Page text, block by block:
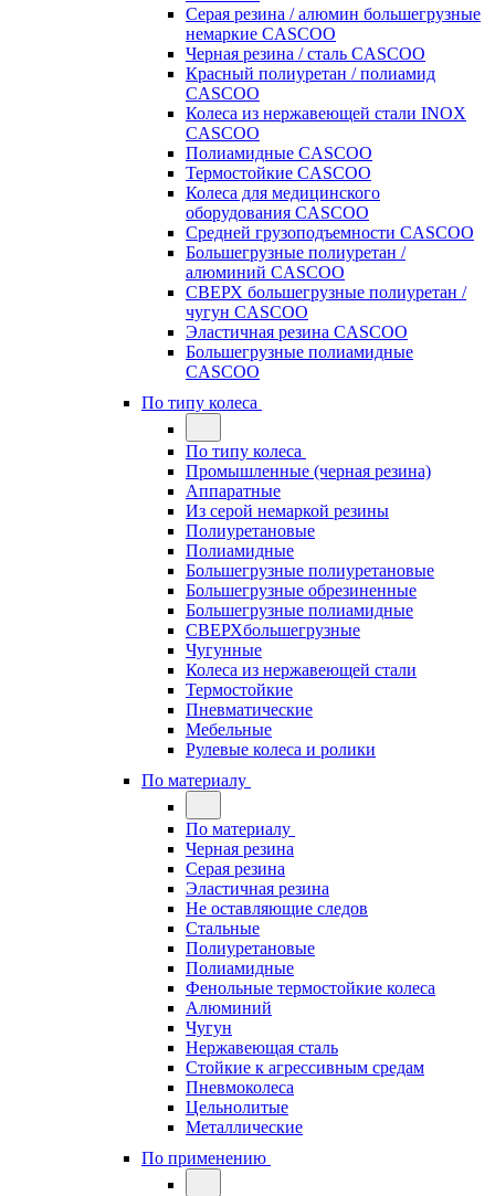
Серая резина / алюмин большегрузные
немаркие CASCOO
Черная резина / сталь CASCOO
Красный полиуретан / полиамид
CASCOO
Колеса из нержавеющей стали INOX
CASCOO
Полиамидные CASCOO
Термостойкие CASCOO
Колеса для медицинского
оборудования CASCOO
Средней грузоподъемности CASCOO
Большегрузные полиуретан /
алюминий CASCOO
СВЕРХ большегрузные полиуретан /
чугун CASCOO
Эластичная резина CASCOO
Большегрузные полиамидные
CASCOO
По типу колеса
По типу колеса
Промышленные (черная резина)
Аппаратные
Из серой немаркой резины
Полиуретановые
Полиамидные
Большегрузные полиуретановые
Большегрузные обрезиненные
Большегрузные полиамидные
СВЕРХбольшегрузные
Чугунные
Колеса из нержавеющей стали
Термостойкие
Пневматические
Мебельные
Рулевые колеса и ролики
По материалу
По материалу
Черная резина
Серая резина
Эластичная резина
Не оставляющие следов
Стальные
Полиуретановые
Полиамидные
Фенольные термостойкие колеса
Алюминий
Чугун
Нержавеющая сталь
Стойкие к агрессивным средам
Пневмоколеса
Цельнолитые
Металлические
По применению